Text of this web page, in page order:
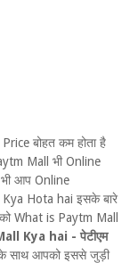
बोहत कम होता है
Mall भी Online
आप Online
Hota hai इसके बारे
What is Paytm Mall
Kya hai - पेटीएम
साथ आपको इससे जुड़ी